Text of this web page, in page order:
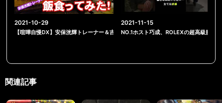
2021-10-29
【喧嘩自慢DX】安保洸輝トレーナー＆吉岡ビギントレーナーと飯食ってみた！【振
2021-11-15
NO.1ホスト巧成、ROLEXの超高級腕時
関連記事